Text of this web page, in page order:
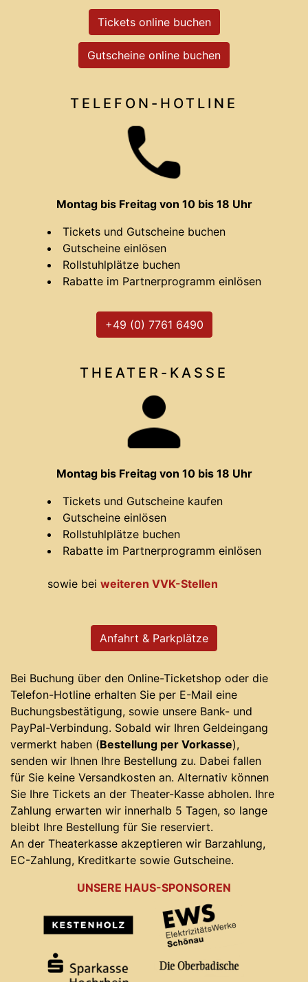
Tickets online buchen
Gutscheine online buchen
TELEFON-HOTLINE
Montag bis Freitag von 10 bis 18 Uhr
Tickets und Gutscheine buchen
Gutscheine einlösen
Rollstuhlplätze buchen
Rabatte im Partnerprogramm einlösen
+49 (0) 7761 6490
THEATER- KASSE
Montag bis Freitag von 10 bis 18 Uhr
Tickets und Gutscheine kaufen
Gutscheine einlösen
Rollstuhlplätze buchen
Rabatte im Partnerprogramm einlösen
sowie bei weiteren VVK-Stellen
Anfahrt & Parkplätze
Bei Buchung über den Online-Ticketshop oder die
Telefon-Hotline erhalten Sie per E-Mail eine
Buchungsbestätigung, sowie unsere Bank- und
PayPal-Verbindung. Sobald wir Ihren Geldeingang
vermerkt haben (Bestellung per Vorkasse),
senden wir Ihnen Ihre Bestellung zu. Dabei fallen
für Sie keine Versandkosten an. Alternativ können
Sie Ihre Tickets an der Theater-Kasse abholen. Ihre
Zahlung erwarten wir innerhalb 5 Tagen, so lange
bleibt Ihre Bestellung für Sie reserviert.
An der Theaterkasse akzeptieren wir Barzahlung,
EC-Zahlung, Kreditkarte sowie Gutscheine.
UNSERE HAUS-SPONSOREN